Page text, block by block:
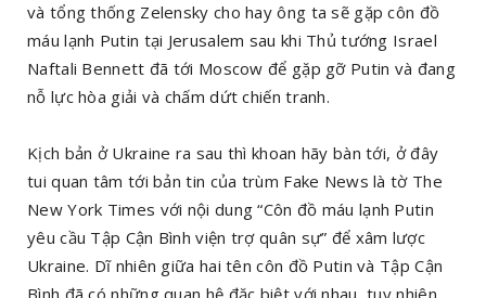
và tổng thống Zelensky cho hay ông ta sẽ gặp côn đồ
máu lạnh Putin tại Jerusalem sau khi Thủ tướng Israel
Naftali Bennett đã tới Moscow để gặp gỡ Putin và đang
nỗ lực hòa giải và chấm dứt chiến tranh.
Kịch bản ở Ukraine ra sau thì khoan hãy bàn tới, ở đây
tui quan tâm tới bản tin của trùm Fake News là tờ The
New York Times với nội dung “Côn đồ máu lạnh Putin
yêu cầu Tập Cận Bình viện trợ quân sự” để xâm lược
Ukraine. Dĩ nhiên giữa hai tên côn đồ Putin và Tập Cận
Bình đã có những quan hệ đặc biệt với nhau, tuy nhiên